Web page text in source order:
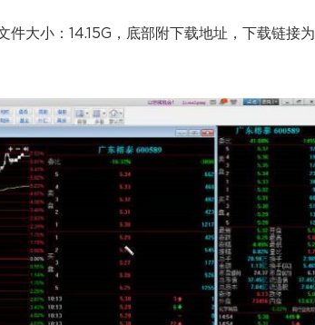
大小：14.15G，底部附下载地址，下载链接为